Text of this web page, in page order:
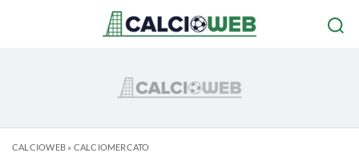
CALCIOWEB» CALCIOMERCATO